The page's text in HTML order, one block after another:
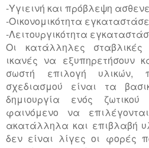
-Υγιεινή και πρόβλεψη
-Οικονομικότητα
-Λειτουργικότητα
Οι κατάλληλες σταβλικές
ικανές να εξυπηρετήσουν
σωστή επιλογή υλικών,
σχεδιασμού είναι τα
δημιουργία ενός
φαινόμενο να
ακατάλληλα και επιβλαβή
δεν είναι λίγες οι φορές